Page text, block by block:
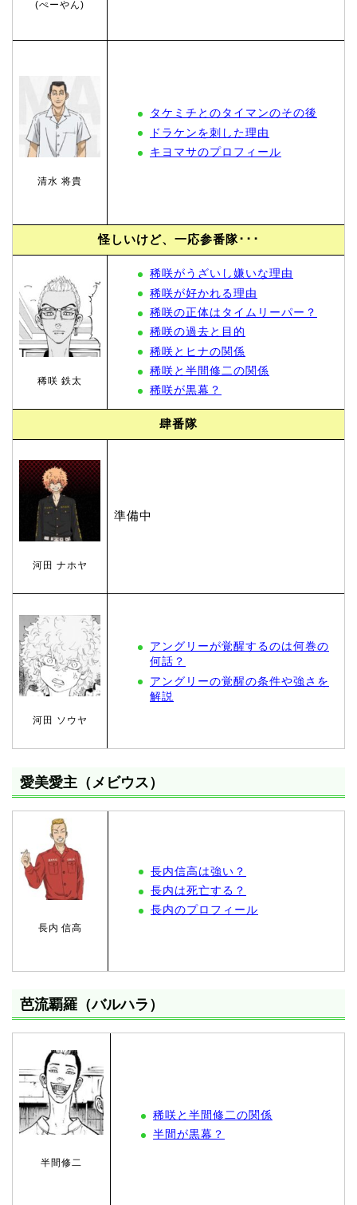
(ぺーやん)
清水 将貴
タケミチとのタイマンのその後
ドラケンを刺した理由
キヨマサのプロフィール
怪しいけど、一応参番隊･･･
稀咲 鉄太
稀咲がうざいし嫌いな理由
稀咲が好かれる理由
稀咲の正体はタイムリーパー？
稀咲の過去と目的
稀咲とヒナの関係
稀咲と半間修二の関係
稀咲が黒幕？
肆番隊
河田 ナホヤ
準備中
河田 ソウヤ
アングリーが覚醒するのは何巻の
何話？
アングリーの覚醒の条件や強さを
解説
愛美愛主（メビウス）
長内 信高
長内信高は強い？
長内は死亡する？
長内のプロフィール
芭流覇羅（バルハラ）
半間修二
稀咲と半間修二の関係
半間が黒幕？